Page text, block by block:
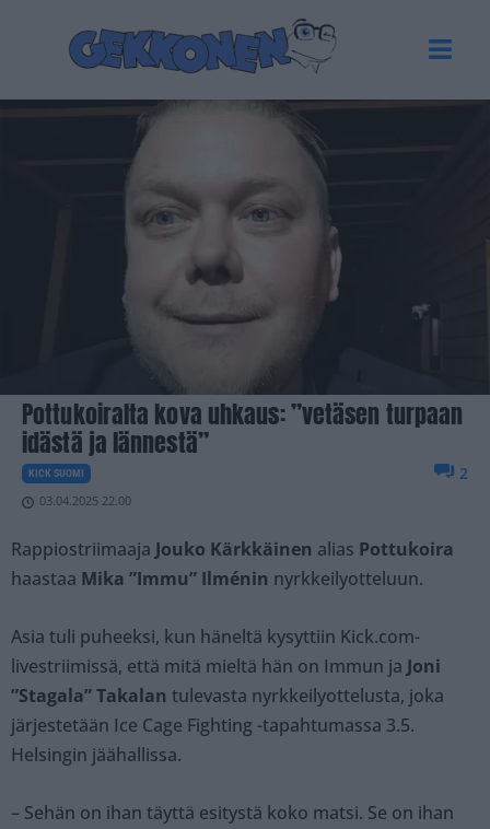
Pottukoiralta kova uhkaus: ”vetäsen turpaan
idästä ja lännestä”
KICK SUOMI
03.04.2025 22.00
2
Rappiostriimaaja Jouko Kärkkäinen alias Pottukoira
haastaa Mika ”Immu” Ilménin nyrkkeilyotteluun.
Asia tuli puheeksi, kun häneltä kysyttiin Kick.com-
livestriimissä, että mitä mieltä hän on Immun ja Joni
”Stagala” Takalan tulevasta nyrkkeilyottelusta, joka
järjestetään Ice Cage Fighting -tapahtumassa 3.5.
Helsingin jäähallissa.
– Sehän on ihan täyttä esitystä koko matsi. Se on ihan